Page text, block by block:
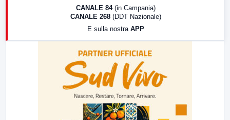
CANALE 84 (in Campania)
CANALE 268 (DDT Nazionale)
E sulla nostra APP